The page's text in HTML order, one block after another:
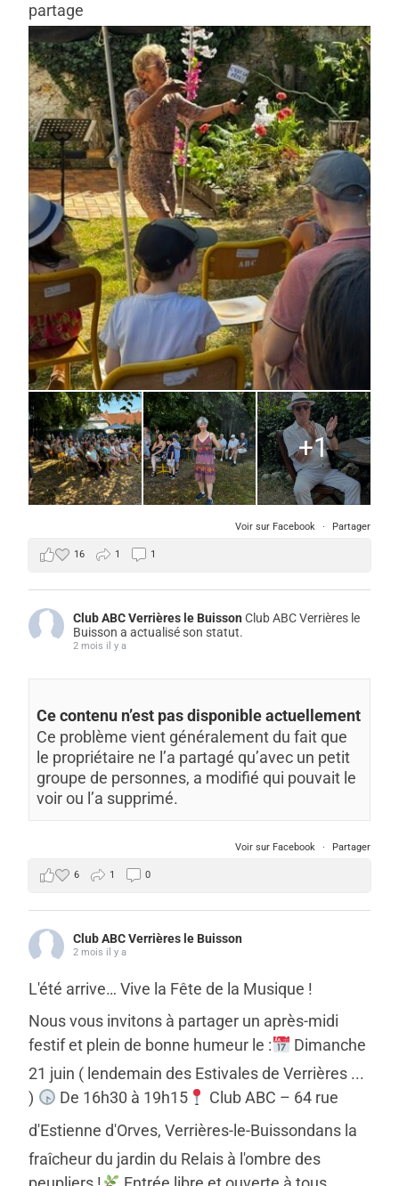
partage
+1
Voir sur Facebook · Partager
16 1 1
Club ABC Verrières le BuissonClub ABC Verrières le
Buisson a actualisé son statut.
2 mois il y a
Ce contenu n’est pas disponible actuellement
Ce problème vient généralement du fait que
le propriétaire ne l’a partagé qu’avec un petit
groupe de personnes, a modifié qui pouvait le
voir ou l’a supprimé.
Voir sur Facebook · Partager
6 1 0
Club ABC Verrières le Buisson
2 mois il y a
L'été arrive… Vive la Fête de la Musique !
Nous vous invitons à partager un après-midi
festif et plein de bonne humeur le :
Dimanche
21 juin ( lendemain des Estivales de Verrières ...
)
De 16h30 à 19h15
Club ABC – 64 rue
d'Estienne d'Orves, Verrières-le-Buissondans la
fraîcheur du jardin du Relais à l'ombre des